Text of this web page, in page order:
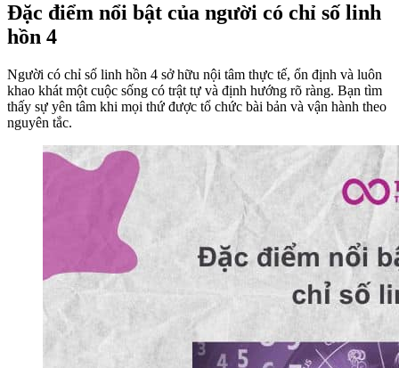
Đặc điểm nổi bật của người có chỉ số linh
hồn 4
Người có chỉ số linh hồn 4 sở hữu nội tâm thực tế, ổn định và luôn
khao khát một cuộc sống có trật tự và định hướng rõ ràng. Bạn tìm
thấy sự yên tâm khi mọi thứ được tổ chức bài bản và vận hành theo
nguyên tắc.